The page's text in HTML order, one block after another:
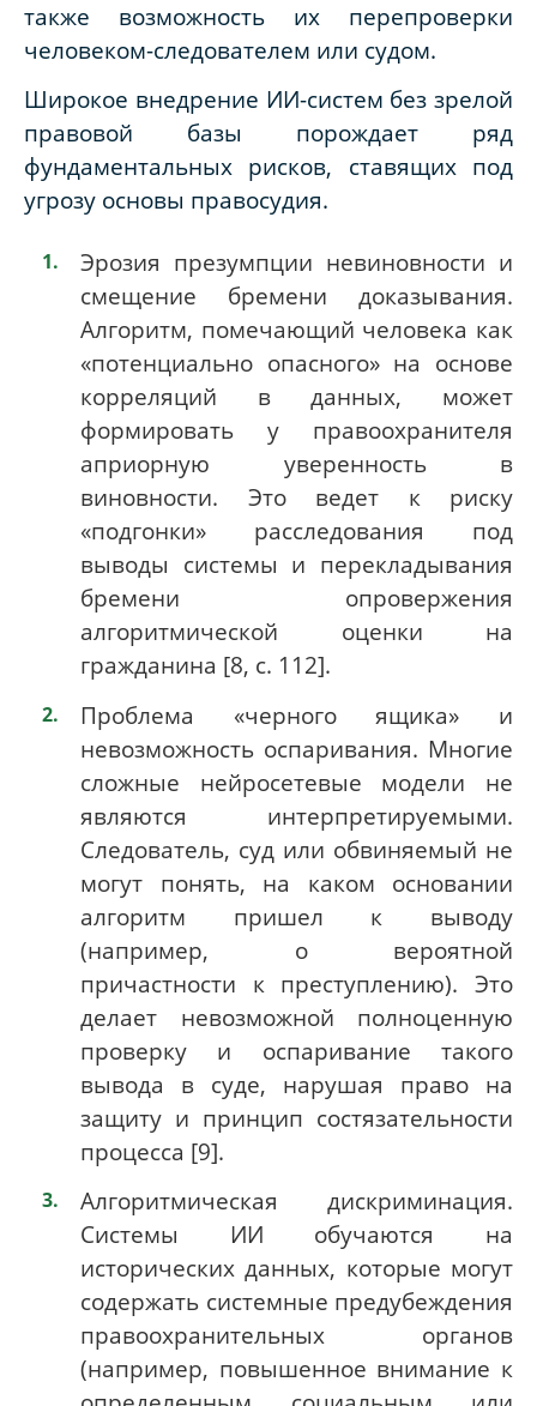
также возможность их перепроверки
человеком-следователем или судом.
Широкое внедрение ИИ-систем без зрелой
правовой базы порождает ряд
фундаментальных рисков, ставящих под
угрозу основы правосудия.
Эрозия презумпции невиновности и
смещение бремени доказывания.
Алгоритм, помечающий человека как
«потенциально опасного» на основе
корреляций в данных, может
формировать у правоохранителя
априорную уверенность в
виновности. Это ведет к риску
«подгонки» расследования под
выводы системы и перекладывания
бремени опровержения
алгоритмической оценки на
гражданина [8, с. 112].
Проблема «черного ящика» и
невозможность оспаривания. Многие
сложные нейросетевые модели не
являются интерпретируемыми.
Следователь, суд или обвиняемый не
могут понять, на каком основании
алгоритм пришел к выводу
(например, о вероятной
причастности к преступлению). Это
делает невозможной полноценную
проверку и оспаривание такого
вывода в суде, нарушая право на
защиту и принцип состязательности
процесса [9].
Алгоритмическая дискриминация.
Системы ИИ обучаются на
исторических данных, которые могут
содержать системные предубеждения
правоохранительных органов
(например, повышенное внимание к